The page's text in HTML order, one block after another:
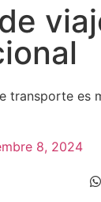
8, 2024